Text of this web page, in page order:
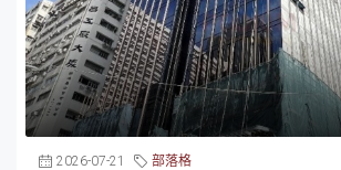
2026-07-21 部落格